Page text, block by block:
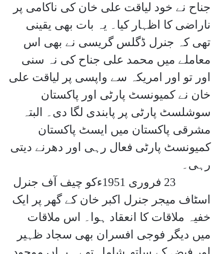
جناح نے خود لیاقت علی خان کی ناکامی پر
ناراضی کا اظہار کیا۔ یہ بات بھی یقینی
تھی کہ جنرل ڈگلس گریسی نے بھی اس
معاملے میں محمد علی جناح کی نہ سنی
اور تو اور امریکہ سے واپسی پر لیاقت علی
خان نے کمیونسٹ پارٹی اور پاکستان
سوشلسٹ پارٹی پر پابندی لگا دی۔ البتہ
مشرقی پاکستان میں ایسٹ پاکستان
کمیونسٹ پارٹی فعال رہی اور دھرنے دیتی
رہی۔
23
فروری 1951ءکو چیف آف جنرل
اسٹاف میجر جنرل اکبر خان کے گھر پر ایک
خفیہ ملاقات کا انعقاد ہوا۔ اس ملاقات
میں دیگر فوجی افسران بھی سجاد ظہیر